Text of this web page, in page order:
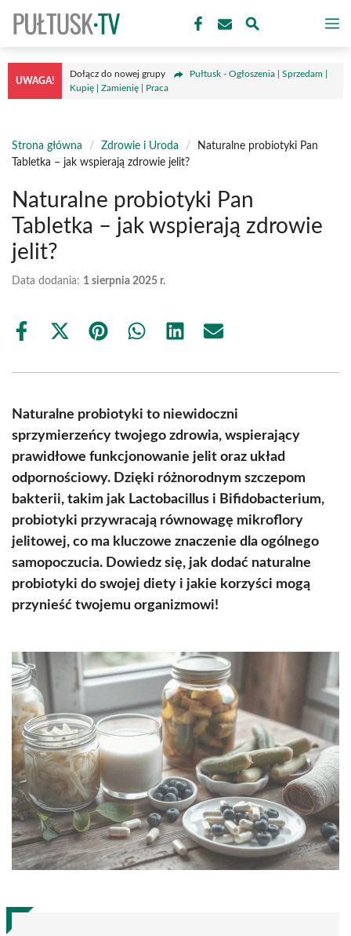
treści
UWAGA!
Dołącz do nowej grupy
Pułtusk - Ogłoszenia | Sprzedam |
Kupię | Zamienię | Praca
Strona główna / Zdrowie i Uroda /
Naturalne probiotyki Pan
Tabletka – jak wspierają zdrowie jelit?
Naturalne probiotyki Pan
Tabletka – jak wspierają zdrowie
jelit?
Data dodania: 1 sierpnia 2025 r.
Share
Share
(Twitter)
Share Share Share Share
Naturalne probiotyki to niewidoczni
sprzymierzeńcy twojego zdrowia, wspierający
prawidłowe funkcjonowanie jelit oraz układ
odpornościowy. Dzięki różnorodnym szczepom
bakterii, takim jak Lactobacillus i Bifidobacterium,
probiotyki przywracają równowagę mikroflory
jelitowej, co ma kluczowe znaczenie dla ogólnego
samopoczucia. Dowiedz się, jak dodać naturalne
probiotyki do swojej diety i jakie korzyści mogą
przynieść twojemu organizmowi!